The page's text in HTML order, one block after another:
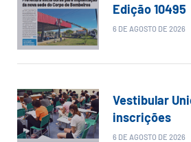
Edição 10495
6 DE AGOSTO DE 2026
Vestibular
inscrições
6 DE AGOSTO DE 2026